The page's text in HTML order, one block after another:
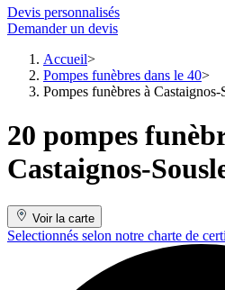
Devis personnalisés
Demander un devis
Accueil
Pompes funèbres dans le 40
Pompes funèbres à Castaignos-
20 pompes
Castaignos-
Voir la carte
Selectionnés selon notre charte de